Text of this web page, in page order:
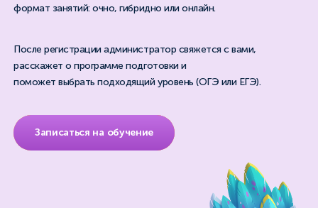
формат занятий: очно, гибридно или онлайн.
После регистрации администратор свяжется с вами,
расскажет о программе подготовки и
поможет выбрать подходящий уровень (ОГЭ или ЕГЭ).
Записаться на обучение